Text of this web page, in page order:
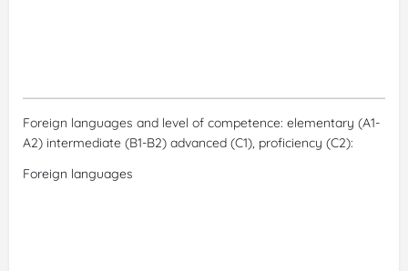
Foreign languages and level of competence: elementary (A1-
A2) intermediate (B1-B2) advanced (C1), proficiency (C2):